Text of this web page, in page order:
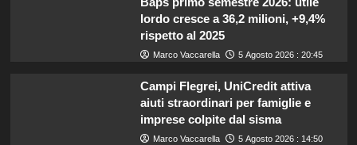
lordo cresce a 36,2 milioni, +9,4%
rispetto al 2025
Marco Vaccarella 5 Agosto 2026 : 20:45
Campi Flegrei, UniCredit attiva
aiuti straordinari per famiglie e
imprese colpite dal sisma
Marco Vaccarella 5 Agosto 2026 : 14:50